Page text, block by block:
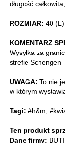
długość
ROZMIAR: 40 (L)
KOMENTARZ
Wysyłka za
strefie Schengen
UWAGA: To nie
w którym
Tagi: #h&m
Ten produkt
Dane firmy: